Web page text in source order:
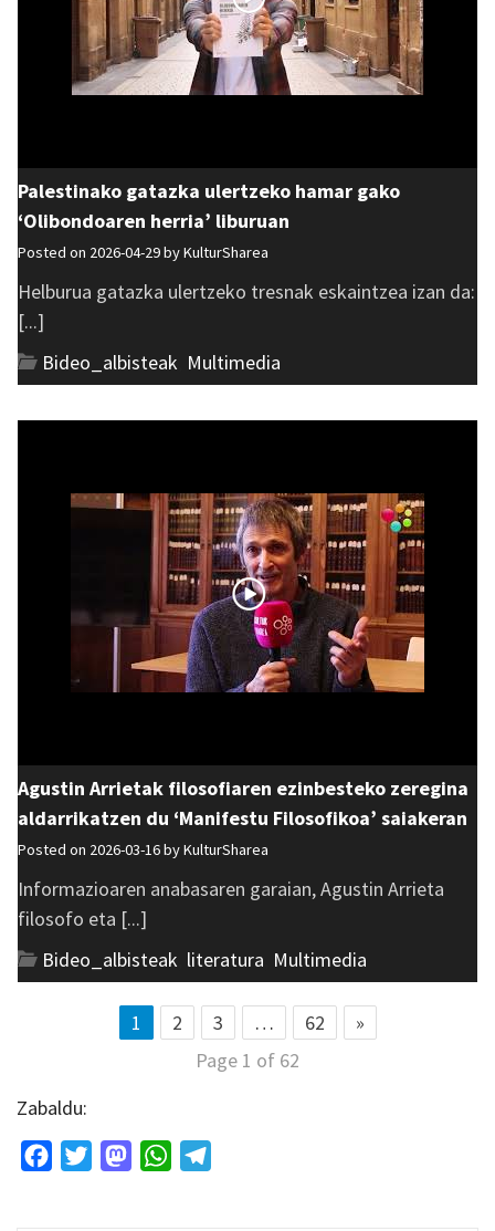
Palestinako gatazka ulertzeko hamar gako
‘Olibondoaren herria’ liburuan
Posted on 2026-04-29 byKulturSharea
Helburua gatazka ulertzeko tresnak eskaintzea izan da:
[...]
Bideo_albisteak Multimedia
Agustin Arrietak filosofiaren ezinbesteko zeregina
aldarrikatzen du ‘Manifestu Filosofikoa’ saiakeran
Posted on 2026-03-16 byKulturSharea
Informazioaren anabasaren garaian, Agustin Arrieta
filosofo eta [...]
Bideo_albisteak literatura Multimedia
1 2 3 … 62
»
Page 1 of 62
Zabaldu:
FacebookTwitterMastodonWhatsApp